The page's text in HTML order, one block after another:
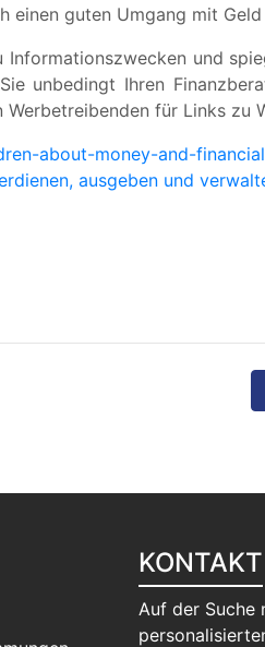
einen guten Umgang mit
und
unbedingt Ihren
für Links zu
about-money-and-
ausgeben und
KONTAKT
Auf der Suche